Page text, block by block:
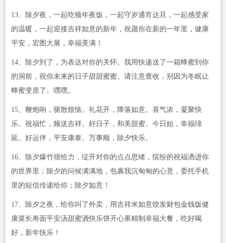
13、除夕夜，一起吃顿年夜饭，一起守岁通宵达旦，一起感受家
的温暖，一起迎接吉祥如意的新年，祝愿你在新的一年里，健康
平安，宏图大展，幸福美满！
14、除夕到了，为表达对你的关怀。我用快递送了一箱蜂蜜到你
的洞前，祝你未来的日子甜甜蜜蜜。请注意查收，别因为冬眠让
蜂蜜变质了。嘿嘿。
15、鞭炮响，驱散烦恼。礼花开，降落如意。喜气浓，凝聚快
乐。祝福忙，频送吉祥。好日子，和美甜蜜。今日始，幸福绵
延。好运伴，平安康泰。万事顺，除夕快乐。
16、除夕爆竹很给力，绽开对你的点点思绪，缤纷的祝福洒进你
的世界里；除夕的问候满满地，包裹我沉甸甸的心意，委托手机
里的短信传递给你；除夕如意！
17、除夕之夜，给你叫了外卖，用吉祥米如意饺发财包金钱饭健
康菜长寿面平安汤甜蜜酒快乐饼开心果精制幸福大餐，吃好喝
好，新年快乐！